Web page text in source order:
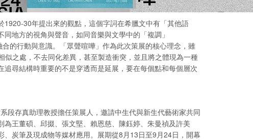
1920-30年提出來的觀點，這個字詞在希臘文中有「其他語
地方的視角與聲音，如同音樂與文學中的「複調」
的行動與意識。「眾聲喧嘩」作為此次策展的核心理念，雖
之處，不去同化差異，甚至製造衝突，並且將之體現為一種
尋結構時重要的不是穿透而是延展，要在每個點和每個層次
存真助理教授擔任策展人，邀請中生代與新生代藝術家共同
王董碩、邱掇、張文堅、賴恩慈、陳鈺婷、朱曼禎及許美
炭筆及現成物等媒材應用。展期從8月13日至9月24日，開幕